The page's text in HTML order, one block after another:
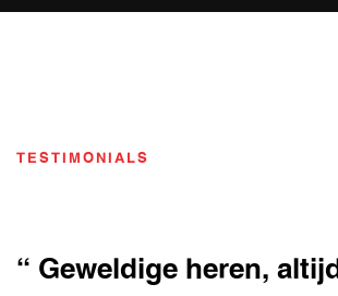
TESTIMONIALS
“ Geweldige heren, altijd